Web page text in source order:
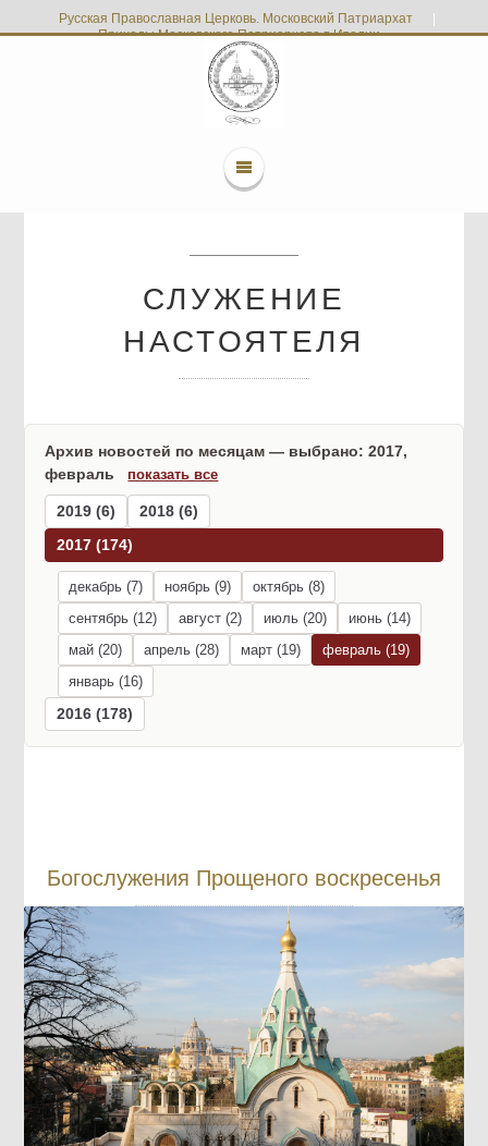
Русская Православная Церковь. Московский Патриархат
Приходы Московского Патриархата в Италии
СЛУЖЕНИЕ
НАСТОЯТЕЛЯ
Архив новостей по месяцам — выбрано: 2017,
февраль
показать все
2019 (6)
2018 (6)
2017 (174)
декабрь (7) ноябрь (9)
октябрь (8)
сентябрь (12)
август (2) июль (20)
июнь (14)
май (20)
апрель (28) март (19)
февраль (19)
январь (16)
2016 (178)
Богослужения Прощеного воскресенья